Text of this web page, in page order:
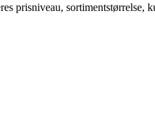
prisniveau, sortimentstørrelse,